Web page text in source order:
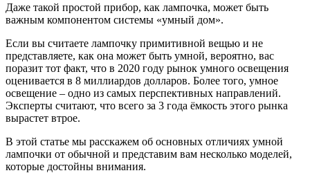
Даже такой простой прибор, как лампочка, может быть
важным компонентом системы «умный дом».
Если вы считаете лампочку примитивной вещью и не
представляете, как она может быть умной, вероятно, вас
поразит тот факт, что в 2020 году рынок умного освещения
оценивается в 8 миллиардов долларов. Более того, умное
освещение – одно из самых перспективных направлений.
Эксперты считают, что всего за 3 года ёмкость этого рынка
вырастет втрое.
В этой статье мы расскажем об основных отличиях умной
лампочки от обычной и представим вам несколько моделей,
которые достойны внимания.